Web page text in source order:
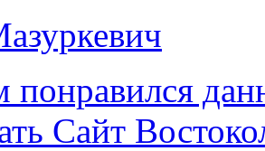
понравился
Сайт